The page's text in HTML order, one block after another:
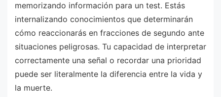
memorizando información para un test. Estás
internalizando conocimientos que determinarán
cómo reaccionarás en fracciones de segundo ante
situaciones peligrosas. Tu capacidad de interpretar
correctamente una señal o recordar una prioridad
puede ser literalmente la diferencia entre la vida y
la muerte.